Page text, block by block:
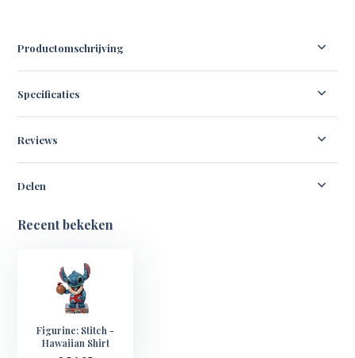
Productomschrijving
Specificaties
Reviews
Delen
Recent bekeken
Figurine: Stitch -
Hawaiian Shirt